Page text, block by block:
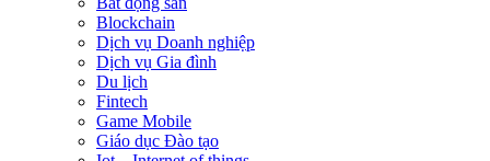
Blockchain
Dịch vụ Doanh nghiệp
Dịch vụ Gia đình
Du lịch
Fintech
Game Mobile
Giáo dục Đào tạo